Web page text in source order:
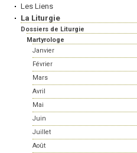
Les Liens
La Liturgie
Dossiers de Liturgie
Martyrologe
Janvier
Février
Mars
Avril
Mai
Juin
Juillet
Août